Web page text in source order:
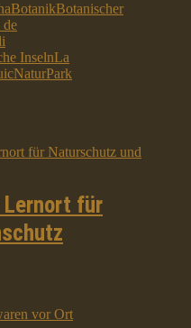
BotanikBotanischer
de
InselnLa
NaturPark
Lernort für